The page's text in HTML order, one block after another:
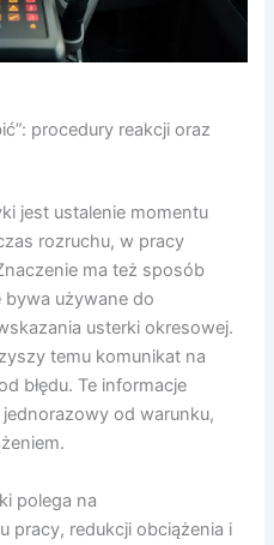
procedury reakcji oraz
jest ustalenie momentu
rozruchu, w pracy
ma też sposób
bywa używane do
usterki okresowej.
temu komunikat na
błędu. Te informacje
od warunku,
polega na
pracy, redukcji obciążenia i